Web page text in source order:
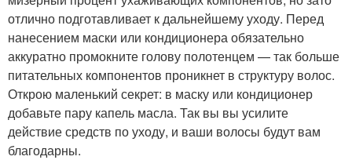
отлично подготавливает к дальнейшему уходу. Перед
нанесением маски или кондиционера обязательно
аккуратно промокните голову полотенцем — так больше
питательных компонентов проникнет в структуру волос.
Открою маленький секрет: в маску или кондиционер
добавьте пару капель масла. Так вы вы усилите
действие средств по уходу, и ваши волосы будут вам
благодарны.